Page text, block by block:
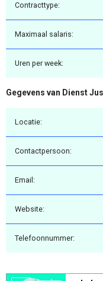
Contracttype:
Maximaal salaris:
Uren per week:
Gegevens van Dienst
Locatie:
Contactpersoon:
Email:
Website:
Telefoonnummer: